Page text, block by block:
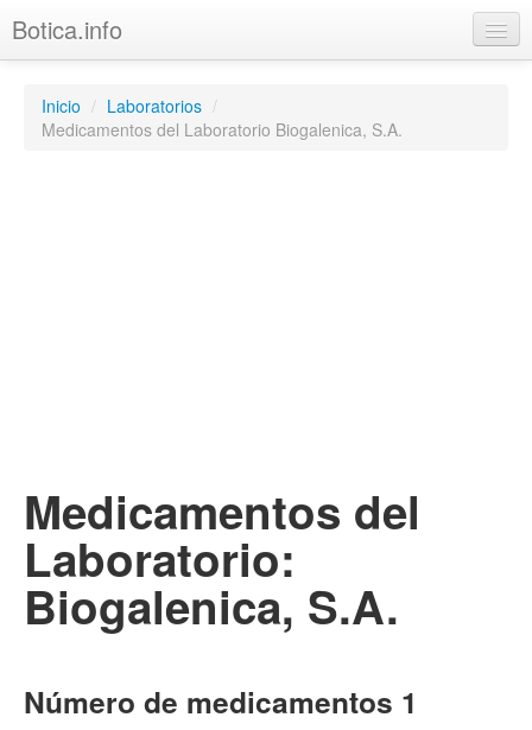
Botica.info
Principios Activos
Inicio / Laboratorios /
Medicamentos del Laboratorio Biogalenica, S.A.
Medicamentos del
Laboratorio:
Biogalenica, S.A.
Número de medicamentos 1